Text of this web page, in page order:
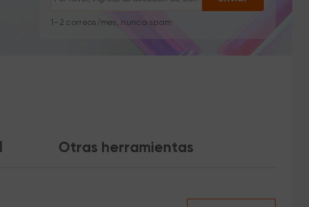
1–2 correos/mes, nunca spam
Tu correo se usa solo para el contenido solicitado
Otras herramientas